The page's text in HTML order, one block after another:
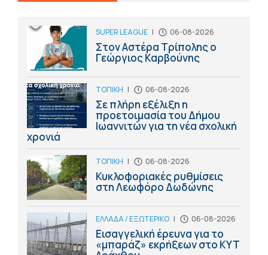
SUPER LEAGUE | 06-08-2026
Στον Αστέρα Τρίπολης ο
Γεώργιος Καρβούνης
ΤΟΠΙΚΗ | 06-08-2026
Σε πλήρη εξέλιξη η
προετοιμασία του Δήμου
Ιωαννιτών για τη νέα σχολική
χρονιά
ΤΟΠΙΚΗ | 06-08-2026
Κυκλοφοριακές ρυθμίσεις
στη Λεωφόρο Δωδώνης
ΕΛΛΑΔΑ / ΕΞΩΤΕΡΙΚΟ | 06-08-2026
Εισαγγελική έρευνα για το
«μπαράζ» εκρήξεων στο ΚΥΤ